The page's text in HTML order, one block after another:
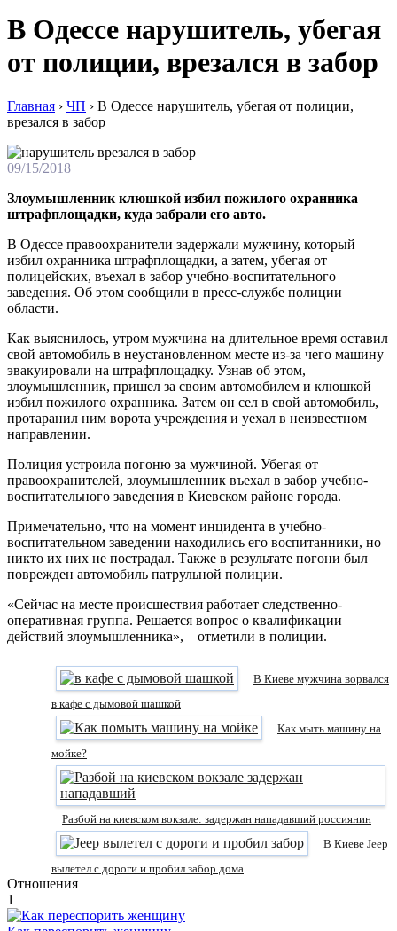
В Одессе нарушитель, убегая
от полиции, врезался в забор
Главная › ЧП › В Одессе нарушитель, убегая от полиции,
врезался в забор
09/15/2018
Злоумышленник клюшкой избил пожилого охранника
штрафплощадки, куда забрали его авто.
В Одессе правоохранители задержали мужчину, который
избил охранника штрафплощадки, а затем, убегая от
полицейских, въехал в забор учебно-воспитательного
заведения. Об этом сообщили в пресс-службе полиции
области.
Как выяснилось, утром мужчина на длительное время оставил
свой автомобиль в неустановленном месте из-за чего машину
эвакуировали на штрафплощадку. Узнав об этом,
злоумышленник, пришел за своим автомобилем и клюшкой
избил пожилого охранника. Затем он сел в свой автомобиль,
протаранил ним ворота учреждения и уехал в неизвестном
направлении.
Полиция устроила погоню за мужчиной. Убегая от
правоохранителей, злоумышленник въехал в забор учебно-
воспитательного заведения в Киевском районе города.
Примечательно, что на момент инцидента в учебно-
воспитательном заведении находились его воспитанники, но
никто их них не пострадал. Также в результате погони был
поврежден автомобиль патрульной полиции.
«Сейчас на месте происшествия работает следственно-
оперативная группа. Решается вопрос о квалификации
действий злоумышленника», – отметили в полиции.
В Киеве мужчина ворвался
в кафе с дымовой шашкой
Как мыть машину на
мойке?
Разбой на киевском вокзале: задержан нападавший россиянин
В Киеве Jeep
вылетел с дороги и пробил забор дома
Отношения
1